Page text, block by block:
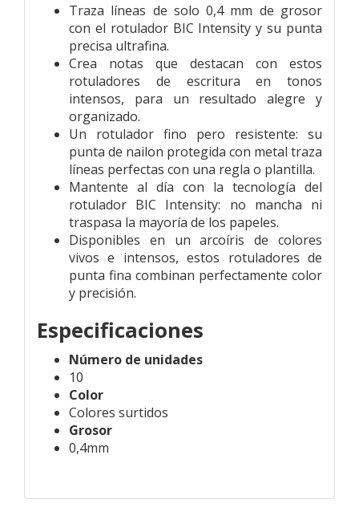
Traza líneas de solo 0,4 mm de grosor
con el rotulador BIC Intensity y su punta
precisa ultrafina.
Crea notas que destacan con estos
rotuladores de escritura en tonos
intensos, para un resultado alegre y
organizado.
Un rotulador fino pero resistente: su
punta de nailon protegida con metal traza
líneas perfectas con una regla o plantilla.
Mantente al día con la tecnología del
rotulador BIC Intensity: no mancha ni
traspasa la mayoría de los papeles.
Disponibles en un arcoíris de colores
vivos e intensos, estos rotuladores de
punta fina combinan perfectamente color
y precisión.
Especificaciones
Número de unidades
10
Color
Colores surtidos
Grosor
0,4mm